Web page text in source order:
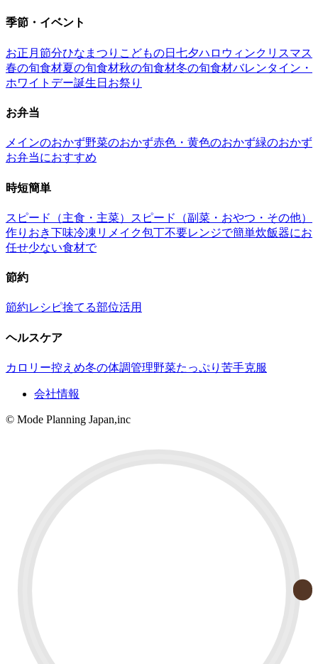
季節・イベント
お正月 節分ひなまつり こどもの日 七夕ハロウィンクリスマス
春の旬食材夏の旬食材秋の旬食材冬の旬食材バレンタイン・
ホワイトデー誕生日 お祭り
お弁当
メインのおかず野菜のおかず赤色・黄色のおかず緑のおかず
お弁当におすすめ
時短簡単
スピード（主食・主菜）
スピード（副菜・おやつ・その他）
作りおき下味冷凍 リメイク包丁不要レンジで簡単炊飯器にお
任せ少ない食材で
節約
節約レシピ捨てる部位活用
ヘルスケア
カロリー控えめ冬の体調管理野菜たっぷり 苦手克服
会社情報
© Mode Planning Japan,inc